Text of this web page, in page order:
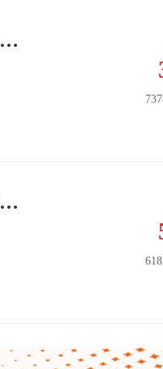
急售东城天下一室一厅精装修 好楼层卫生间带窗户
海富商圈 九龙汇 两室 单价低 首付少 诚心出售 有钥匙